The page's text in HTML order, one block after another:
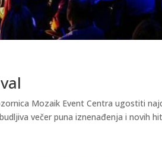
Mozaik Event Centra ugostiti
večer puna iznenađenja i novih